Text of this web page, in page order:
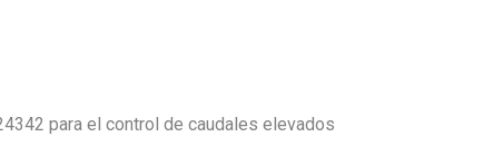
para el control de caudales elevados